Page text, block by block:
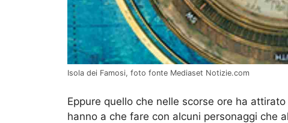
Isola dei Famosi, foto fonte Mediaset Notizie.com
Eppure quello che nelle scorse ore ha
hanno a che fare con alcuni personaggi che